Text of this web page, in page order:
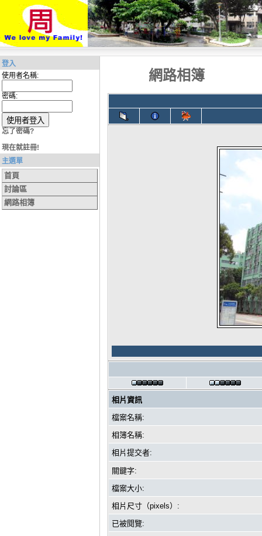
登入
使用者名稱:
密碼:
忘了密碼?
現在就註冊!
主選單
首頁
討論區
網路相簿
網路相簿
相片資訊
檔案名稱:
相簿名稱:
相片提交者:
關鍵字:
檔案大小:
相片尺寸（pixels）:
已被閱覽: